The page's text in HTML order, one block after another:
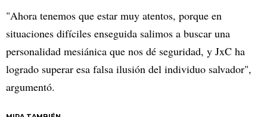
"Ahora tenemos que estar muy atentos, porque en
situaciones difíciles enseguida salimos a buscar una
personalidad mesiánica que nos dé seguridad, y JxC ha
logrado superar esa falsa ilusión del individuo salvador",
argumentó.